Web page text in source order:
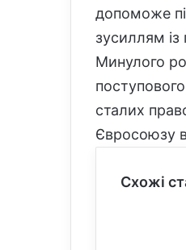
допоможе
зусиллям із
Минулого
сталих
Євросоюзу
Схожі